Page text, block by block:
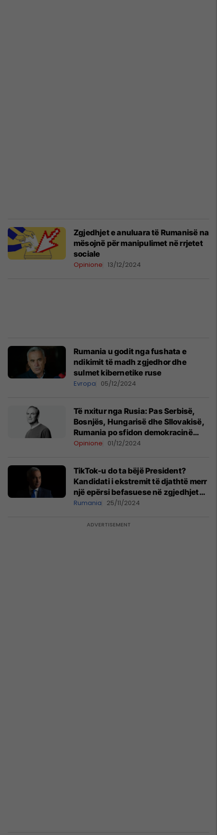
Zgjedhjet e anuluara të Rumanisë na
mësojnë për manipulimet në rrjetet
sociale
Opinione 13/12/2024
Rumania u godit nga fushata e
ndikimit të madh zgjedhor dhe
sulmet kibernetike ruse
Evropa 05/12/2024
Të nxitur nga Rusia: Pas Serbisë,
Bosnjës, Hungarisë dhe Sllovakisë,
Rumania po sfidon demokracinë
evropiane
Opinione 01/12/2024
TikTok-u do ta bëjë President?
Kandidati i ekstremit të djathtë merr
një epërsi befasuese në zgjedhjet
presidenciale të Rumanisë
Rumania 25/11/2024